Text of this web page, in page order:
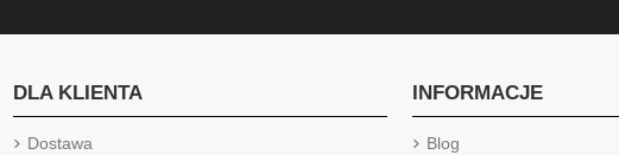
DLA KLIENTA
Dostawa
INFORMACJE
Blog